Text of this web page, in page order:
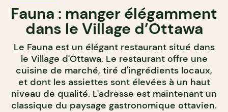
Fauna : manger élégamment
dans le Village d’Ottawa
Le Fauna est un élégant restaurant situé dans
le Village d'Ottawa. Le restaurant offre une
cuisine de marché, tiré d'ingrédients locaux,
et dont les assiettes sont élevées à un haut
niveau de qualité. L'adresse est maintenant un
classique du paysage gastronomique ottavien.